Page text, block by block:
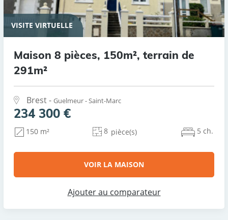
VISITE VIRTUELLE
Maison 8 pièces, 150m², terrain de
291m²
Brest - Guelmeur - Saint-Marc
234 300 €
150 m² 8 pièce(s) 5 ch.
VOIR LA MAISON
Ajouter au comparateur